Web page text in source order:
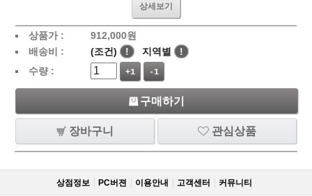
상세보기
상품가 : 912,000원
배송비 :
(조건) ! 지역별
!
수량 :
+1 -1
구매하기
장바구니 관심상품
상점정보 PC버젼 이용안내 고객센터 커뮤니티